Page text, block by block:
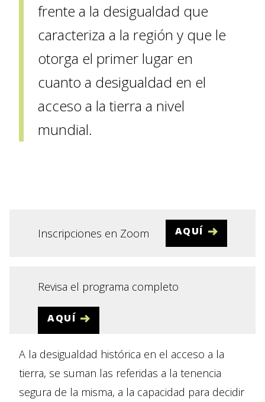
frente a la desigualdad que
caracteriza a la región y que le
otorga el primer lugar en
cuanto a desigualdad en el
acceso a la tierra a nivel
mundial.
Inscripciones en Zoom AQUÍ
Revisa el programa completo
AQUÍ
A la desigualdad histórica en el acceso a la
tierra, se suman las referidas a la tenencia
segura de la misma, a la capacidad para decidir